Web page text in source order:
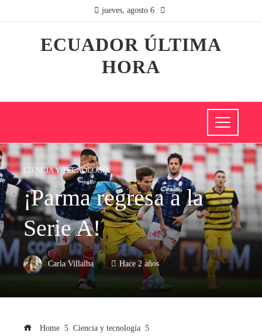
jueves, agosto 6
ECUADOR ÚLTIMA
HORA
CIENCIA Y TECNOLOGÍA
¡Parma regresa a la
Serie A!
Carla Villalba Hace 2 años
Home
Ciencia y tecnología